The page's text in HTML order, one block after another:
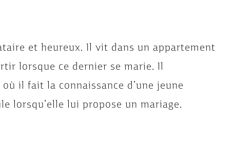
et heureux. Il vit dans un appartement
lorsque ce dernier se marie. Il
il fait la connaissance d’une jeune
lorsqu’elle lui propose un mariage.